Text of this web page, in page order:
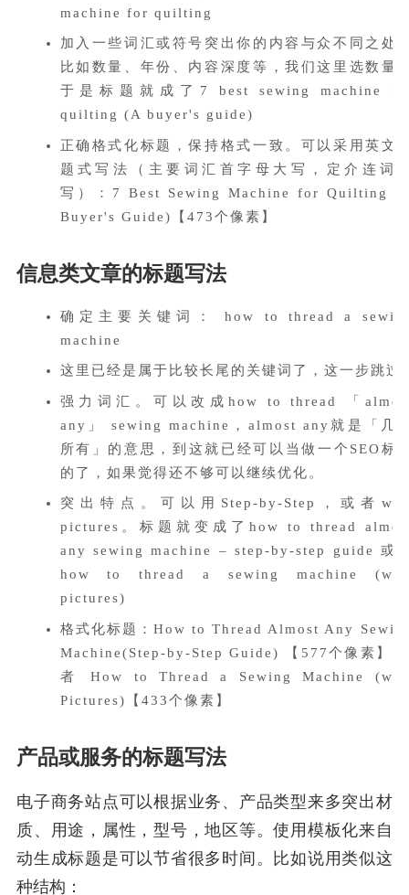
machine for quilting
加入一些词汇或符号突出你的内容与众不同之处
比如数量、年份、内容深度等，我们这里选数量
于是标题就成了7 best sewing machine
quilting (A buyer's guide)
正确格式化标题，保持格式一致。可以采用英文
题式写法（主要词汇首字母大写，定介连词
写）：7 Best Sewing Machine for Quilting
Buyer's Guide)【473个像素】
信息类文章的标题写法
确定主要关键词： how to thread a
machine
这里已经是属于比较长尾的关键词了，这一步跳过
强力词汇。可以改成how to thread 「
any」 sewing machine，almost any就是「几
所有」的意思，到这就已经可以当做一个SEO标
的了，如果觉得还不够可以继续优化。
突出特点。可以用Step-by-Step，或者
pictures。标题就变成了how to thread
any sewing machine – step-by-step guide 或
how to thread a sewing machine
pictures)
格式化标题：How to Thread Almost Any
Machine(Step-by-Step Guide) 【577个像素】
者 How to Thread a Sewing Machine
Pictures)【433个像素】
产品或服务的标题写法
电子商务站点可以根据业务、产品类型来多突出材
质、用途，属性，型号，地区等。使用模板化来自
动生成标题是可以节省很多时间。比如说用类似这
种结构：